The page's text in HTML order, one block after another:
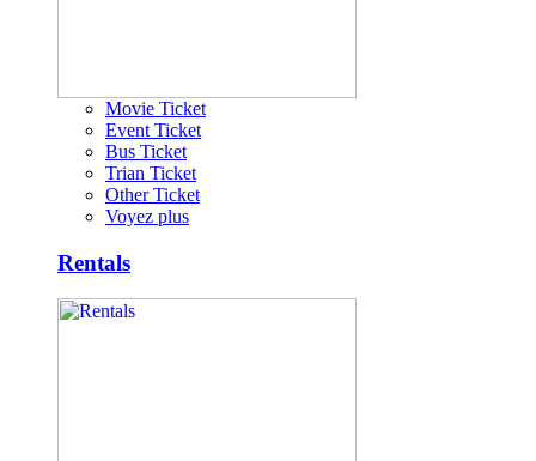
Movie Ticket
Event Ticket
Bus Ticket
Trian Ticket
Other Ticket
Voyez plus
Rentals